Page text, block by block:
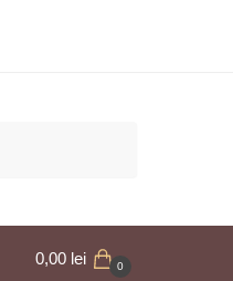
0,00 lei 0